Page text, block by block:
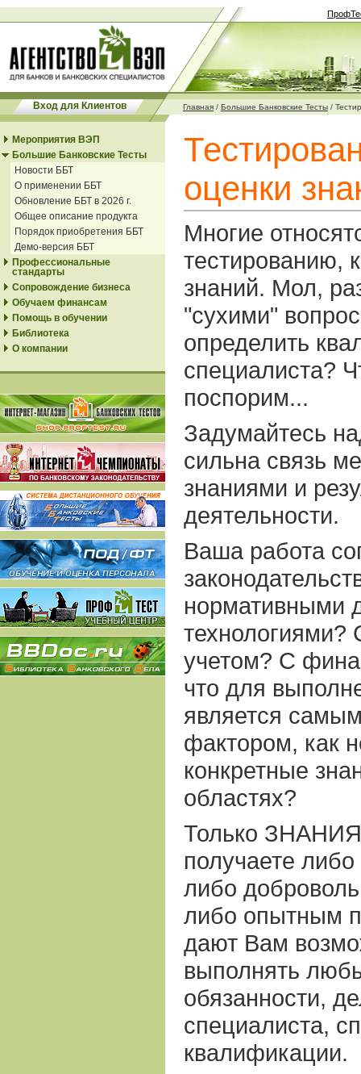
Вход для Клиентов Главная / Большие Банковские Тесты /
Мероприятия ВЭП
Большие Банковские Тесты
Новости ББТ
О применении ББТ
Обновление ББТ в 2026 г.
Общее описание продукта
Порядок приобретения ББТ
Демо-версия ББТ
Профессиональные
стандарты
Сопровождение бизнеса
Обучаем финансам
Помощь в обучении
Библиотека
О компании
оценки
Многие
тестированию,
знаний. Мол,
"сухими"
определить
специалиста?
поспорим...
Задумайтесь
сильна связь
знаниями и
деятельности.
Ваша работа
нормативными
технологиями?
учетом? С
что для
является
фактором, как
конкретные
областях?
Только
получаете
либо
либо опытным
дают Вам
выполнять
обязанности,
специалиста,
квалификации.